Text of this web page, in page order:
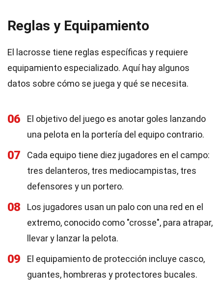
Reglas y Equipamiento
El lacrosse tiene reglas específicas y requiere
equipamiento especializado. Aquí hay algunos
datos sobre cómo se juega y qué se necesita.
06
El objetivo del juego es anotar goles lanzando
una pelota en la portería del equipo contrario.
07
Cada equipo tiene diez jugadores en el campo:
tres delanteros, tres mediocampistas, tres
defensores y un portero.
08
Los jugadores usan un palo con una red en el
extremo, conocido como "crosse", para atrapar,
llevar y lanzar la pelota.
09
El equipamiento de protección incluye casco,
guantes, hombreras y protectores bucales.